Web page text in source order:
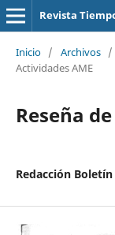
Revista
Inicio / Archivos /
Actividades AME
Reseña
Redacción Boletín